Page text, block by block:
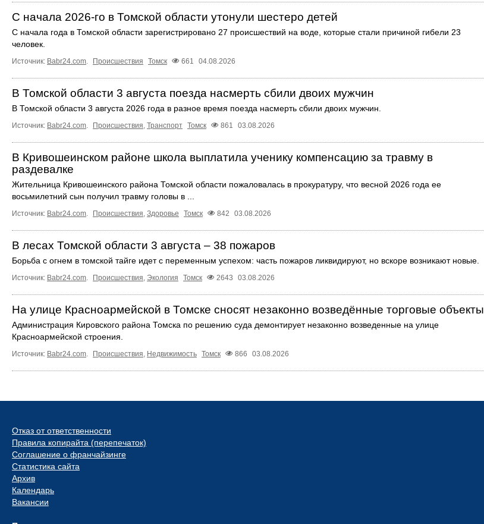
С начала 2026-го в Томской области утонули шестеро детей
С начала года в Томской области зарегистрировано 27 происшествий на воде, которые стали причиной гибели 23
человек.
Источник: Babr24.com. Происшествия Томск 661 04.08.2026
В Томской области 3 августа поезда насмерть сбили двоих мужчин
В Томской области 3 августа 2026 года в разное время поезда насмерть сбили двоих мужчин.
Источник: Babr24.com. Происшествия, Транспорт Томск 861 03.08.2026
В Кривошеинском районе школа выплатила ученику компенсацию за травму в
раздевалке
Жительница Кривошеинского района Томской области пожаловалась в прокуратуру, что весной 2026 года ее
восьмилетний сын получил травму головы в ...
Источник: Babr24.com. Происшествия, Здоровье Томск 842 03.08.2026
В лесах Томской области 3 августа – 38 пожаров
Борьба с огнем в томской тайге идет с переменным успехом: часть пожаров ликвидируют, но вскоре возникают новые.
Источник: Babr24.com. Происшествия, Экология Томск 2643 03.08.2026
На улице Красноармейской в Томске сносят незаконно возведённые торговые объекты
Администрация Кировского района Томска по решению суда демонтирует незаконно возведенные на улице
Красноармейской строения.
Источник: Babr24.com. Происшествия, Недвижимость Томск 866 03.08.2026
Отказ от ответственности
Правила копирайта (перепечаток)
Соглашение о франчайзинге
Статистика сайта
Архив
Календарь
Вакансии